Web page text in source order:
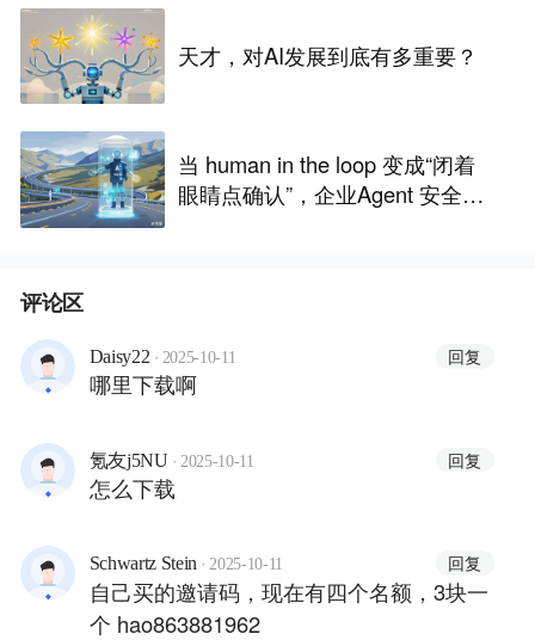
天才，对AI发展到底有多重要？
当 human in the loop 变成“闭着
眼睛点确认”，企业Agent 安全还
评论区
Daisy22 · 2025-10-11 回复
哪里下载啊
氪友j5NU · 2025-10-11 回复
怎么下载
Schwartz Stein · 2025-10-11 回复
自己买的邀请码，现在有四个名额，3块一
个 hao863881962